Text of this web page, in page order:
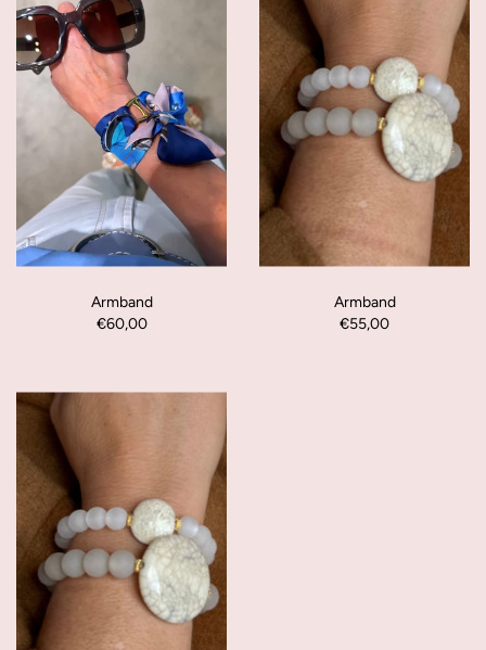
Armband
€60,00
Armband
€55,00